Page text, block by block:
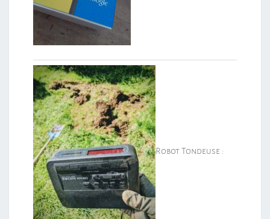
Robot Tondeuse :